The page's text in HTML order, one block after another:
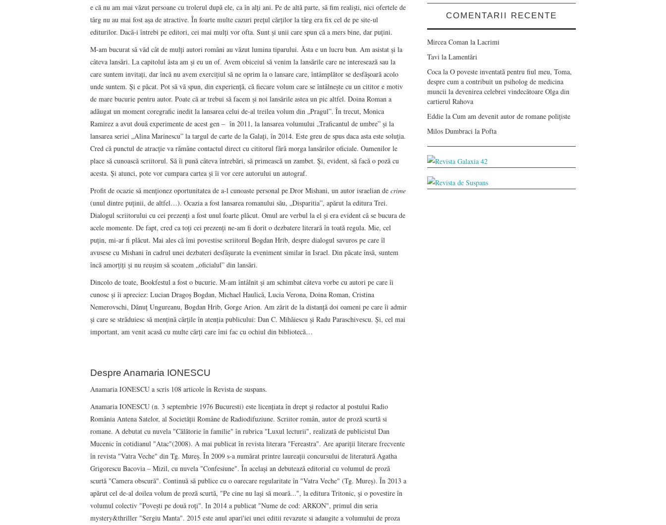
e că nu am mai văzut persoane cu trolerul după ele, ca în alți ani. Pe de altă parte, să fim realiști, nici ofertele de
târg nu au mai fost așa de atractive. În foarte multe cazuri prețul cărților la târg era fix cel de pe site-ul
editurilor. Dacă-i întrebi pe editori, cei mai mulți vor ofta. Sunt și unii care spun că a mers bine, dar puțini.
M-am bucurat să văd cât de mulți autori români au văzut lumina tiparului. Ăsta e un lucru bun. Am asistat și la
câteva lansări. La capitolul ăsta am și eu un of. Avem obiceiul să venim la lansările care ne interesează sau la
care suntem invitați, dar încă nu avem exercițiul să ne oprim la o lansare care, întâmplător se desfășoară acolo
unde suntem. Și e păcat. Pot să vă spun, din experiență, că fiecare volum care se întâlnește cu un cititor e motiv
de mare bucurie pentru autor. Poate că ar trebui să facem și noi lansările astea un pic altfel. Doina Roman a
adăugat un moment coregrafic inedit la lansarea celui de-al treilea volum din „Pragul”. În trecut, Monica
Ramirez a avut două experimente de acest gen – în 2011, la lansarea volumului „Traficantul de umbre” și la
lansarea seriei „Alina Marinescu” la targul de carte de la Galați, în 2014. Este greu de spus daca asta este soluția.
Cred că punctul de atracție va rămâne contactul direct cu cititorul fără morga lansărilor oficiale. Oamenilor le
place să cunoască scriitorul. Să îi pună câteva întrebări, să primească un zambet. Și, evident, să facă o poză cu
acesta. Și atunci, pote vor cumpara cartea și îi vor cere autorului un autograf.
Profit de ocazie să menționez oportunitatea de a-l cunoaste personal pe Dror Mishani, un autor israelian de crime
(unul dintre puținii, de altfel…). Ocazia a fost lansarea romanului său, „Disparitia”, apărut la editura Trei.
Dialogul scriitorului cu cei prezenți a fost unul foarte plăcut. Omul are verbul la el și era evident că se bucura de
acele momente. De fapt, cred ca toți cei prezenți ne-am fi dorit o dezbatere literară în toată regula. Mie, cel
puțin, mi-ar fi plăcut. Mai ales că îmi povestise scriitorul Bogdan Hrib, despre dialogul savuros pe care îl
avusese cu Mishani în cadrul unei dezbateri desfășurate la eveniment similar în Israel. Din păcate însă, suntem
încă amorțiți și nu reușim să scoatem „oficialul” din lansări.
Dincolo de toate, Bookfestul a fost o bucurie. M-am întâlnit și am schimbat câteva vorbe cu autori pe care îi
cunosc și îi apreciez: Lucian Dragoș Bogdan, Michael Haulică, Lucia Verona, Doina Roman, Cristina
Nemerovschi, Dănuț Ungureanu, Bogdan Hrib, Gorge Arion. Am zărit de la distanță doi oameni pe care îi admir
și care se străduiesc să mențină cărțile în atenția publicului: Dan C. Mihăiescu și Radu Paraschivescu. Și, cel mai
important, am venit acasă cu multe cărți care îmi fac cu ochiul din bibliotecă…
Despre Anamaria IONESCU
Anamaria IONESCU a scris 108 articole în Revista de suspans.
Anamaria IONESCU (n. 3 septembrie 1976 Bucuresti) este licenţiata în drept şi redactor al postului Radio
România Antena Satelor, al Societăţii Române de Radiodifuziune. Scriitor român, autor de proză scurtă si
romane. A debutat cu nuvela "Călătorie în familie" în rubrica "Luxul lecturii", realizată de publicistul Dan
Mucenic în cotidianul "Atac"(2008). A mai publicat în revista literara "Fereastra". Are apariţii literare frecvente
în revista "Vatra Veche" din Tg. Mureş. În 2009 s-a numărat printre laureații concursului de literatură Agatha
Grigorescu Bacovia – Mizil, cu nuvela "Confesiune". În acelaşi an debutează editorial cu volumul de proză
scurtă "Camera obscură". Continuă să publice cu o oarecare regularitate în "Vatra Veche" (Tg. Mureş). În 2013 a
apărut cel de-al doilea volum de proză scurtă, "Pe cine nu laşi să moară...", la editura Tritonic, şi o povestire în
volumul colectiv "Poveşti pe două roţi". In 2014 a publicat "Nume de cod: ARKON", primul din seria
mystery&thriller "Sergiu Manta". 2015 este anul apari'iei unei editii revazute si adaugite a volumului de proza
COMENTARII RECENTE
Mircea Coman la Lacrimi
Tavi la Lamentări
Coca la O poveste inventată pentru fiul meu, Toma,
despre cum a contribuit un psiholog de medicina
muncii la devenirea celebrei vindecătoare Olga din
cartierul Rahova
Eddie la Cum am devenit autor de romane polițiste
Milos Dumbraci la Pofta